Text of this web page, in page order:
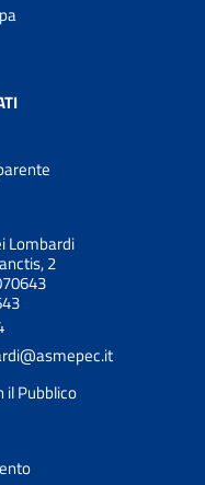
Lombardi
2
il Pubblico